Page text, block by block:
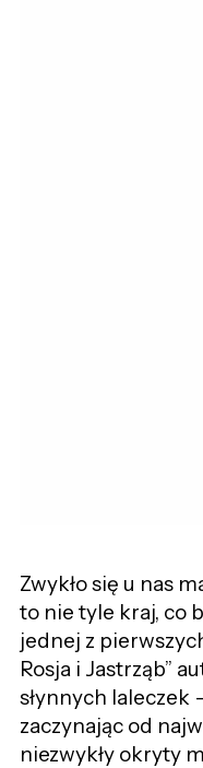
Zwykło się u nas
to nie tyle kraj, co
jednej z
Rosja i Jastrząb”
słynnych laleczek
zaczynając od
niezwykły okryty